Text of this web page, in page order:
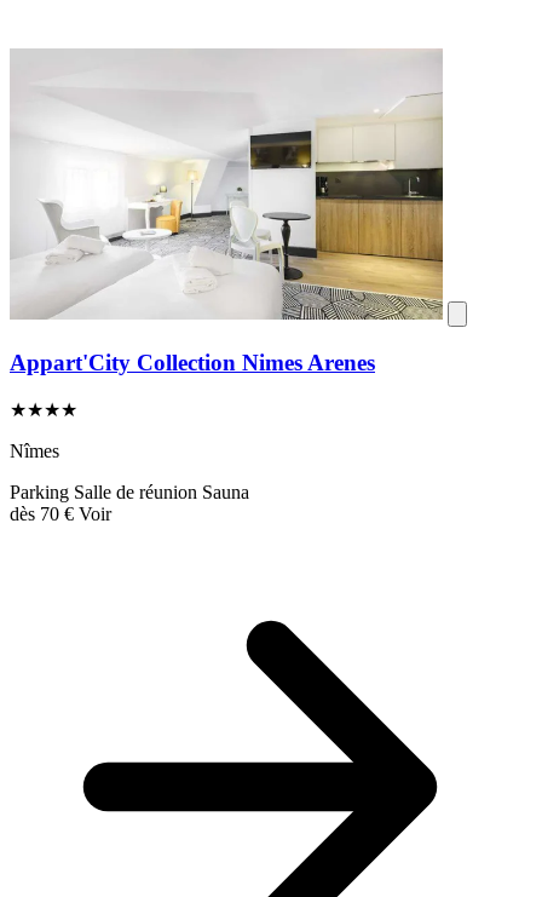
Appart'City Collection Nimes Arenes
★★★★
Nîmes
Parking Salle de réunion Sauna
dès 70 € Voir